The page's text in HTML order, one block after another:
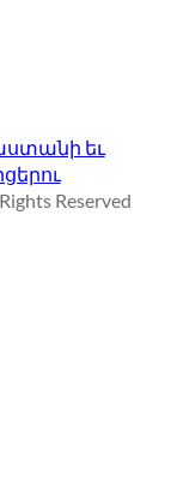
եւ
Reserved